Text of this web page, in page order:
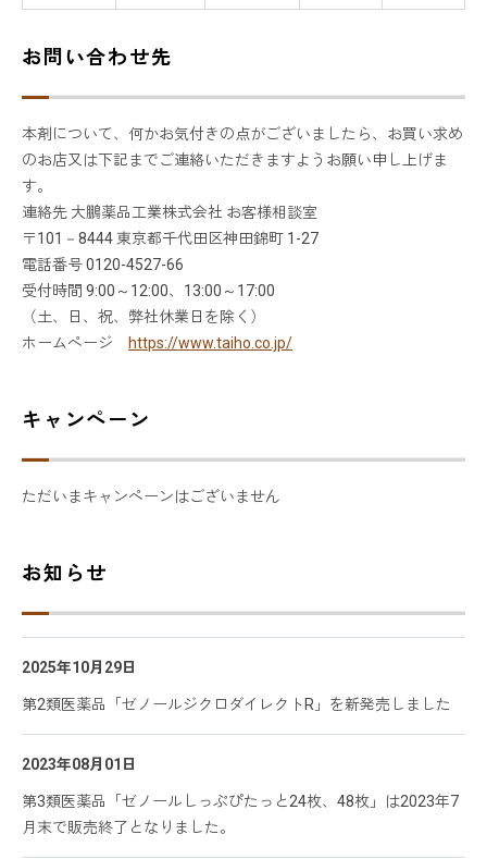
お問い合わせ先
本剤について、何かお気付きの点がございましたら、お買い求め
のお店又は下記までご連絡いただきますようお願い申し上げま
す。
連絡先 大鵬薬品工業株式会社 お客様相談室
〒101－8444 東京都千代田区神田錦町 1-27
電話番号 0120-4527-66
受付時間 9:00～12:00、13:00～17:00
（土、日、祝、弊社休業日を除く）
ホームページ
https://www.taiho.co.jp/
キャンペーン
ただいまキャンペーンはございません
お知らせ
2025年10月29日
第2類医薬品「ゼノールジクロダイレクトR」を新発売しました
2023年08月01日
第3類医薬品「ゼノールしっぷぴたっと24枚、48枚」は2023年7
月末で販売終了となりました。